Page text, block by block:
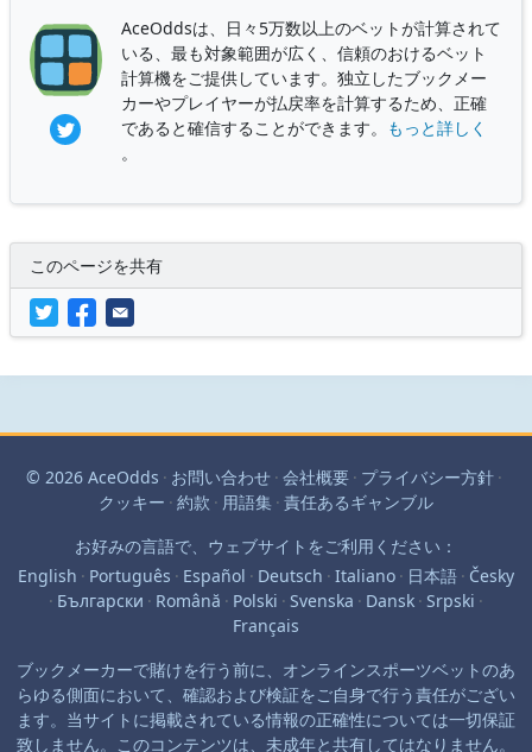
AceOddsは、日々5万数以上のベットが計算されて
いる、最も対象範囲が広く、信頼のおけるベット
計算機をご提供しています。独立したブックメー
カーやプレイヤーが払戻率を計算するため、正確
であると確信することができます。
もっと詳しく
。
このページを共有
© 2026 AceOdds · お問い合わせ · 会社概要 · プライバシー方針 ·
クッキー · 約款 · 用語集 · 責任あるギャンブル
お好みの言語で、ウェブサイトをご利用ください：
English · Português · Español · Deutsch · Italiano · 日本語 · Česky
· Български · Română · Polski · Svenska · Dansk · Srpski ·
Français
ブックメーカーで賭けを行う前に、オンラインスポーツベットのあ
らゆる側面において、確認および検証をご自身で行う責任がござい
ます。当サイトに掲載されている情報の正確性については一切保証
致しません。このコンテンツは、未成年と共有してはなりません。